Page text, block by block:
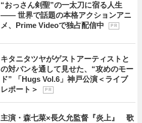
“おっさん剣聖”の一太刀に宿る人生
―― 世界で話題の本格アクションアニ
メ、Prime Videoで独占配信中
P R
キタニタツヤがゲストアーティストと
の対バンを通して見せた、“攻めのモー
ド” 「Hugs Vol.6」神戸公演＜ライブ
レポート＞
P R
主演・森七菜×長久允監督『炎上』 歌